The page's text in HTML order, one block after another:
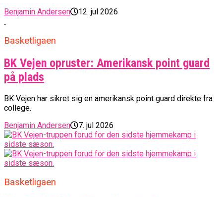
Benjamin Andersen
12. jul 2026
Basketligaen
BK Vejen opruster: Amerikansk point guard
på plads
BK Vejen har sikret sig en amerikansk point guard direkte fra
college.
Benjamin Andersen
7. jul 2026
Basketligaen